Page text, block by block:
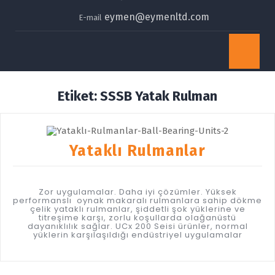
E-mail eymen@eymenltd.com
Etiket:SSSB Yatak Rulman
Yataklı Rulmanlar
Zor uygulamalar. Daha iyi çözümler. Yüksek
performanslı oynak makaralı rulmanlara sahip dökme
çelik yataklı rulmanlar, şiddetli şok yüklerine ve
titreşime karşı, zorlu koşullarda olağanüstü
dayanıklılık sağlar. UCx 200 Seisi ürünler, normal
yüklerin karşılaşıldığı endüstriyel uygulamalar